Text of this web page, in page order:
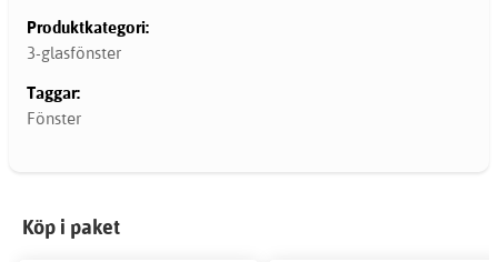
Produktkategori:
3-glasfönster
Taggar:
Fönster
Köp i paket